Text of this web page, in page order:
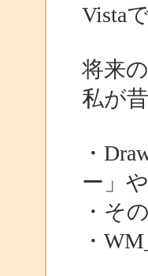
Vista
将来
私が
・
ー」
・そ
・